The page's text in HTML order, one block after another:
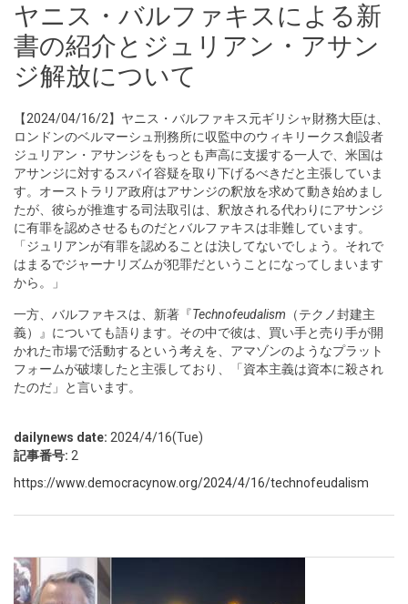
ヤニス・バルファキスによる新
書の紹介とジュリアン・アサン
ジ解放について
【2024/04/16/2】ヤニス・バルファキス元ギリシャ財務大臣は、
ロンドンのベルマーシュ刑務所に収監中のウィキリークス創設者
ジュリアン・アサンジをもっとも声高に支援する一人で、米国は
アサンジに対するスパイ容疑を取り下げるべきだと主張していま
す。オーストラリア政府はアサンジの釈放を求めて動き始めまし
たが、彼らが推進する司法取引は、釈放される代わりにアサンジ
に有罪を認めさせるものだとバルファキスは非難しています。
「ジュリアンが有罪を認めることは決してないでしょう。それで
はまるでジャーナリズムが犯罪だということになってしまいます
から。」
一方、バルファキスは、新著『Technofeudalism （テクノ封建主
義）』についても語ります。その中で彼は、買い手と売り手が開
かれた市場で活動するという考えを、アマゾンのようなプラット
フォームが破壊したと主張しており、「資本主義は資本に殺され
たのだ」と言います。
dailynews date: 2024/4/16(Tue)
記事番号: 2
https://www.democracynow.org/2024/4/16/technofeudalism